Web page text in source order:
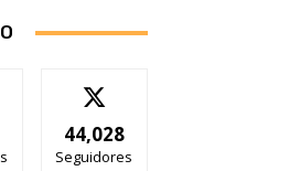
44,028
Seguidores